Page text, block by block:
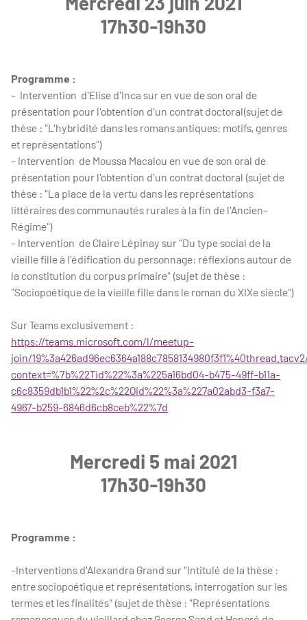
17h30-19h30
Programme :
- Intervention d'Elise d'Inca sur en vue de son oral de
présentation pour l'obtention d'un contrat doctoral(sujet de
thèse : "L'hybridité dans les romans antiques: motifs, genres
et représentations")
- Intervention de Moussa Macalou en vue de son oral de
présentation pour l'obtention d'un contrat doctoral (sujet de
thèse : "La place de la vertu dans les représentations
littéraires des communautés rurales à la fin de l'Ancien-
Régime")
- Intervention de Claire Lépinay sur "Du type social de la
vieille fille à l'édification du personnage: réflexions autour de
la constitution du corpus primaire" (sujet de thèse :
"Sociopoétique de la vieille fille dans le roman du XIXe siècle")
Sur Teams exclusivement :
https://teams.microsoft.com/l/meetup-
join/
context=%7b%22Tid%22%3a%225a16bd04-b475-49ff-b11a-
c6c8359db1b1%22%2c%22Oid%22%3a%227a02abd3-f3a7-
4967-b259-6846d6cb8ceb%22%7d
Mercredi 5 mai 2021
17h30-19h30
Programme :
-Interventions d'Alexandra Grand sur "Intitulé de la thèse :
entre sociopoétique et représentations, interrogation sur les
termes et les finalités" (sujet de thèse : "Représentations